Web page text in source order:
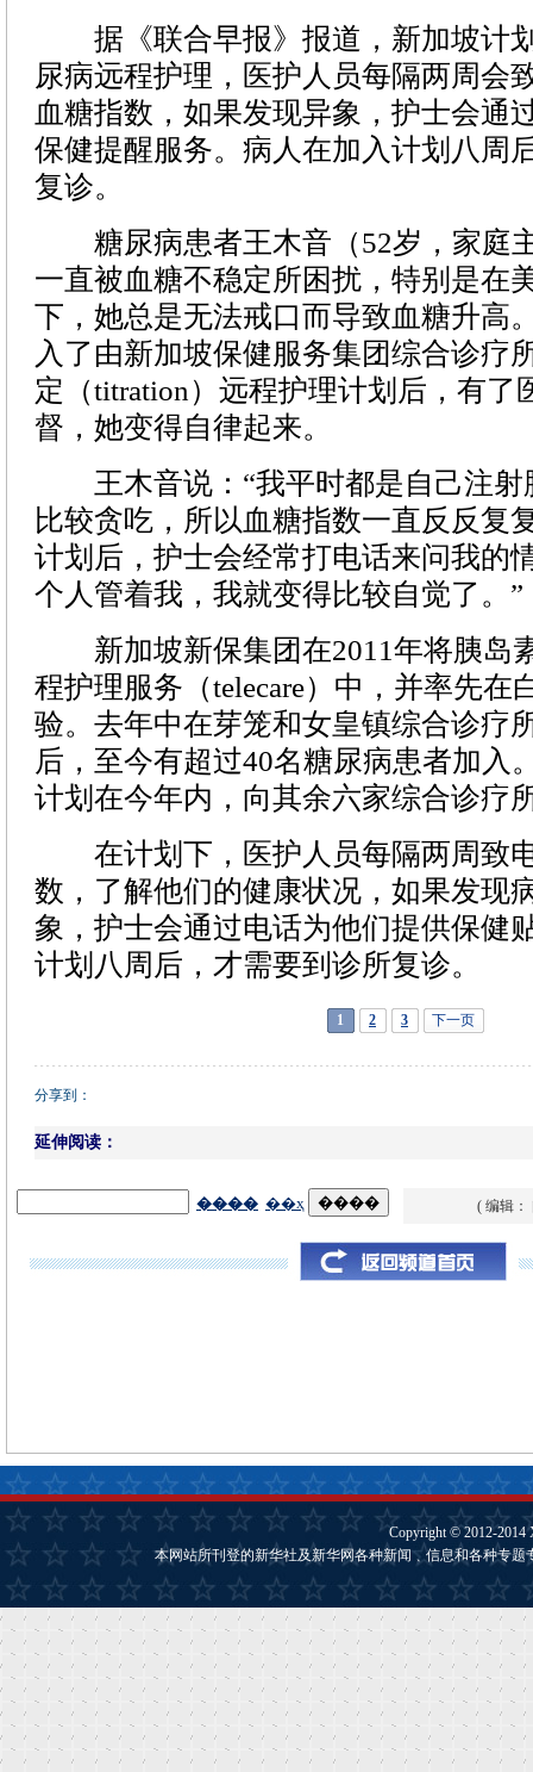
据《联合早报》报道，新加坡计
尿病远程护理，医护人员每隔两周会
血糖指数，如果发现异象，护士会通
保健提醒服务。病人在加入计划八周
复诊。
糖尿病患者王木音（52岁，家庭
一直被血糖不稳定所困扰，特别是在
下，她总是无法戒口而导致血糖升高
入了由新加坡保健服务集团综合诊疗
定（titration）远程护理计划后，有了
督，她变得自律起来。
王木音说：“我平时都是自己注射
比较贪吃，所以血糖指数一直反反复
计划后，护士会经常打电话来问我的
个人管着我，我就变得比较自觉了。”
新加坡新保集团在2011年将胰岛
程护理服务（telecare）中，并率先在
验。去年中在芽笼和女皇镇综合诊疗
后，至今有超过40名糖尿病患者加入
计划在今年内，向其余六家综合诊疗
在计划下，医护人员每隔两周致
数，了解他们的健康状况，如果发现
象，护士会通过电话为他们提供保健
计划八周后，才需要到诊所复诊。
1 2 3 下一页
分享到：
延伸阅读：
( 编辑：
Copyright © 2012-2014
本网站所刊登的新华社及新华网各种新闻﹑信息和各种专